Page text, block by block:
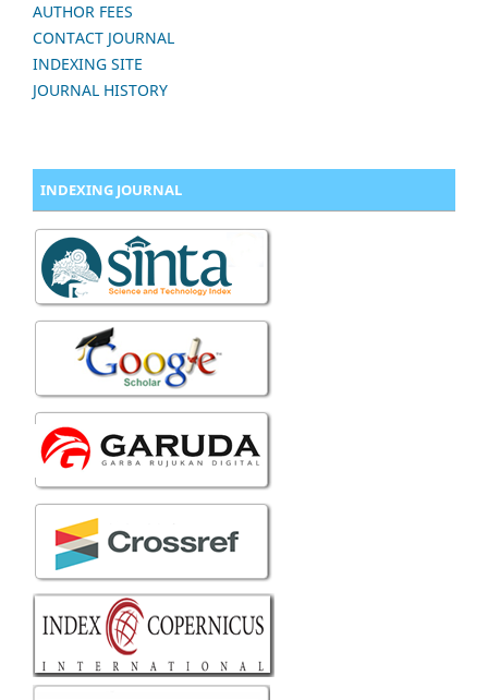
AUTHOR FEES
CONTACT JOURNAL
INDEXING SITE
JOURNAL HISTORY
INDEXING JOURNAL